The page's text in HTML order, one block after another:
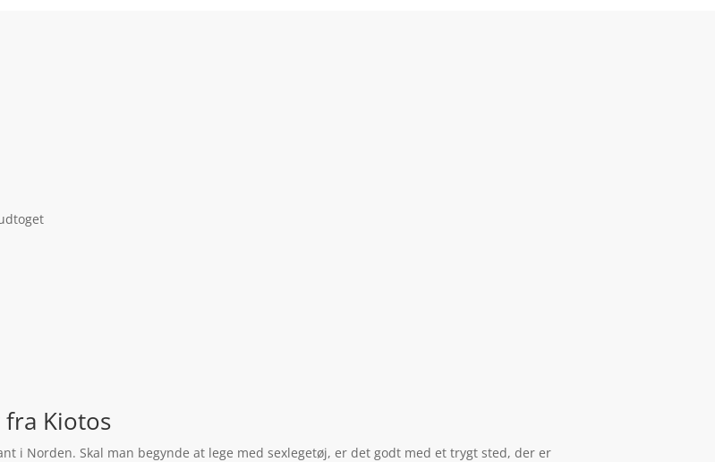
fra Kiotos
i Norden. Skal man begynde at lege med sexlegetøj, er det godt med et trygt sted, der er